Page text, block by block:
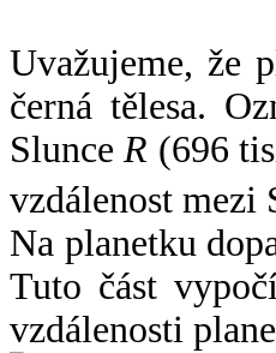
Uvažujeme, že
černá tělesa.
SlunceR (696
vzdálenost mezi
Na planetku
Tuto část
vzdálenosti